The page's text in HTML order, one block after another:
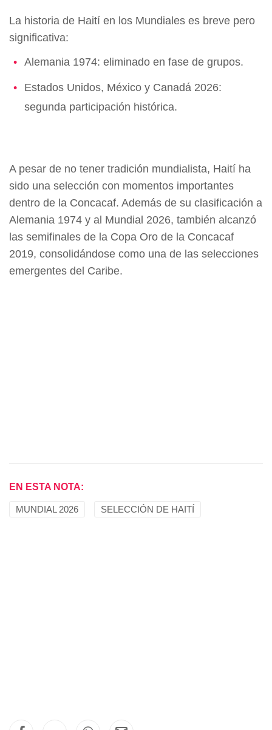
La historia de Haití en los Mundiales es breve pero
significativa:
Alemania 1974: eliminado en fase de grupos.
Estados Unidos, México y Canadá 2026:
segunda participación histórica.
A pesar de no tener tradición mundialista, Haití ha
sido una selección con momentos importantes
dentro de la Concacaf. Además de su clasificación a
Alemania 1974 y al Mundial 2026, también alcanzó
las semifinales de la Copa Oro de la Concacaf
2019, consolidándose como una de las selecciones
emergentes del Caribe.
EN ESTA NOTA:
MUNDIAL 2026 SELECCIÓN DE HAITÍ